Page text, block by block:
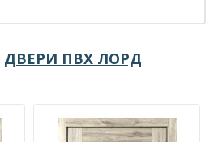
ДВЕРИ ПВХ ЛОРД